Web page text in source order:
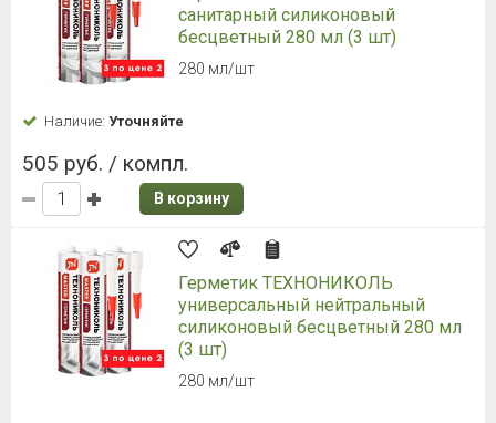
санитарный силиконовый
бесцветный 280 мл (3 шт)
280 мл/шт
Наличие: Уточняйте
505 руб. / компл.
В корзину
Герметик ТЕХНОНИКОЛЬ
универсальный нейтральный
силиконовый бесцветный 280 мл
(3 шт)
280 мл/шт